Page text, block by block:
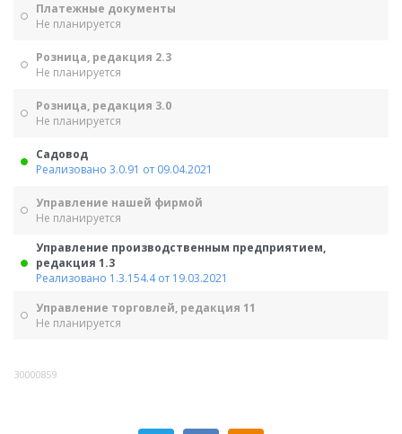
Платежные документы
Не планируется
Розница, редакция 2.3
Не планируется
Розница, редакция 3.0
Не планируется
Садовод
Реализовано 3.0.91 от 09.04.2021
Управление нашей фирмой
Не планируется
Управление производственным предприятием,
редакция 1.3
Реализовано 1.3.154.4 от 19.03.2021
Управление торговлей, редакция 11
Не планируется
30000859